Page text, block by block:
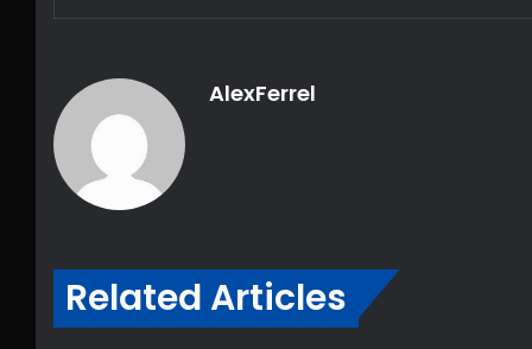
AlexFerrel
Related Articles